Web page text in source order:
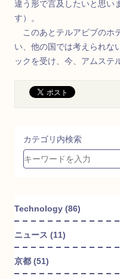
違う形で言及したいと思い
す）。
このあとテルアビブのホ
い、他の国では考えられな
ックを受け、今、アムステ
カテゴリ内検索
Technology (86)
ニュース (11)
京都 (51)